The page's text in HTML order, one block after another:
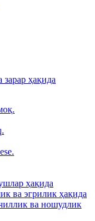
зарар ҳақида
ҳақида
ва эгрилик ҳақида
ва ношудлик